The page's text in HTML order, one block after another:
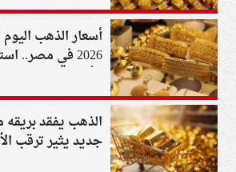
2026 في مصر..
الأعيرة
الذهب يفقد بريقه
جديد يثير ترقب